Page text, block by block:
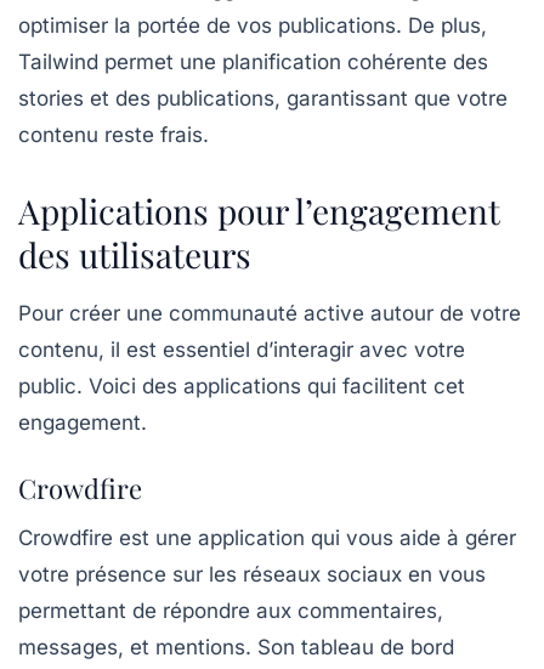
optimiser la portée de vos publications. De plus,
Tailwind permet une planification cohérente des
stories et des publications, garantissant que votre
contenu reste frais.
Applications pour l’engagement
des utilisateurs
Pour créer une communauté active autour de votre
contenu, il est essentiel d’interagir avec votre
public. Voici des applications qui facilitent cet
engagement.
Crowdfire
Crowdfire est une application qui vous aide à gérer
votre présence sur les réseaux sociaux en vous
permettant de répondre aux commentaires,
messages, et mentions. Son tableau de bord